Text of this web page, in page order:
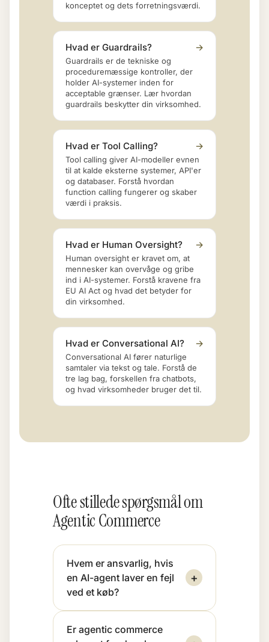
konceptet og dets forretningsværdi.
Hvad er Guardrails? →
Guardrails er de tekniske og
proceduremæssige kontroller, der
holder AI-systemer inden for
acceptable grænser. Lær hvordan
guardrails beskytter din virksomhed.
Hvad er Tool Calling? →
Tool calling giver AI-modeller evnen
til at kalde eksterne systemer, API'er
og databaser. Forstå hvordan
function calling fungerer og skaber
værdi i praksis.
Hvad er Human Oversight? →
Human oversight er kravet om, at
mennesker kan overvåge og gribe
ind i AI-systemer. Forstå kravene fra
EU AI Act og hvad det betyder for
din virksomhed.
Hvad er Conversational AI? →
Conversational AI fører naturlige
samtaler via tekst og tale. Forstå de
tre lag bag, forskellen fra chatbots,
og hvad virksomheder bruger det til.
Ofte stillede spørgsmål om
Agentic Commerce
Hvem er ansvarlig, hvis
en AI-agent laver en fejl
ved et køb?
+
Er agentic commerce